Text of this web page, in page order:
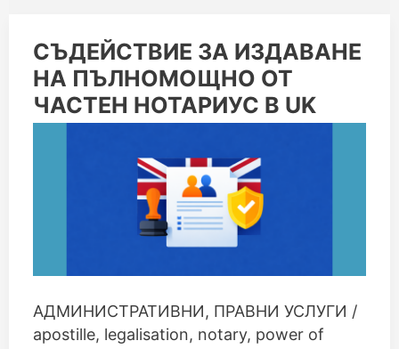
СЪДЕЙСТВИЕ ЗА ИЗДАВАНЕ
НА ПЪЛНОМОЩНО ОТ
ЧАСТЕН НОТАРИУС В UK
АДМИНИСТРАТИВНИ, ПРАВНИ УСЛУГИ /
apostille, legalisation, notary, power of
СЪДЕЙСТВИЕ
ЗА
ИЗДАВАНЕ
НА
ПЪЛНОМОЩНО
ОТ